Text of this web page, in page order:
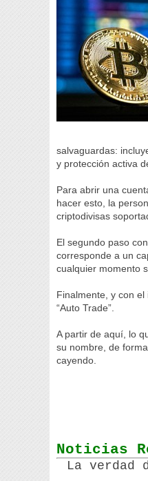
salvaguardas:
y protección activa
Para abrir una
hacer esto, la
criptodivisas
El segundo paso
corresponde a un
cualquier momento
Finalmente, y con
“Auto Trade”.
A partir de aquí, lo
su nombre, de
cayendo.
Noticias
La verdad